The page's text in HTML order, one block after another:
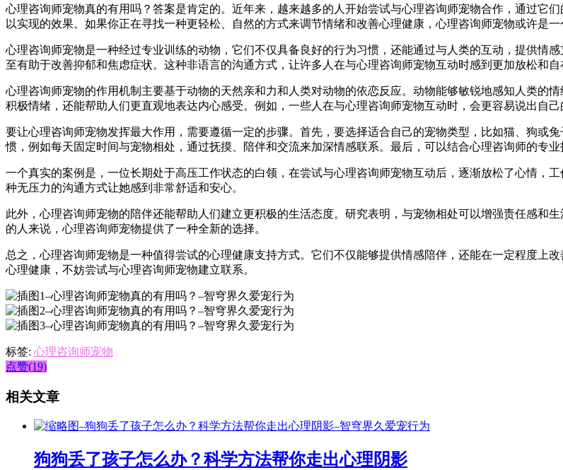
心理咨询师宠物真的有用吗？答案是肯定的。近年来，越来越多的人开始尝试与心理咨询师宠物合作，通过它
以实现的效果。如果你正在寻找一种更轻松、自然的方式来调节情绪和改善心理健康，心理咨询师宠物或许是一
心理咨询师宠物是一种经过专业训练的动物，它们不仅具备良好的行为习惯，还能通过与人类的互动，提供情
至有助于改善抑郁和焦虑症状。这种非语言的沟通方式，让许多人在与心理咨询师宠物互动时感到更加放松和自
心理咨询师宠物的作用机制主要基于动物的天然亲和力和人类对动物的依恋反应。动物能够敏锐地感知人类的
积极情绪，还能帮助人们更直观地表达内心感受。例如，一些人在与心理咨询师宠物互动时，会更容易说出自己
要让心理咨询师宠物发挥最大作用，需要遵循一定的步骤。首先，要选择适合自己的宠物类型，比如猫、狗或
惯，例如每天固定时间与宠物相处，通过抚摸、陪伴和交流来加深情感联系。最后，可以结合心理咨询师的专
一个真实的案例是，一位长期处于高压工作状态的白领，在尝试与心理咨询师宠物互动后，逐渐放松了心情，
种无压力的沟通方式让她感到非常舒适和安心。
此外，心理咨询师宠物的陪伴还能帮助人们建立更积极的生活态度。研究表明，与宠物相处可以增强责任感和
的人来说，心理咨询师宠物提供了一种全新的选择。
总之，心理咨询师宠物是一种值得尝试的心理健康支持方式。它们不仅能够提供情感陪伴，还能在一定程度上
心理健康，不妨尝试与心理咨询师宠物建立联系。
标签: 心理咨询师宠物
点赞(19)
相关文章
狗狗丢了孩子怎么办？科学方法帮你走出心理阴影